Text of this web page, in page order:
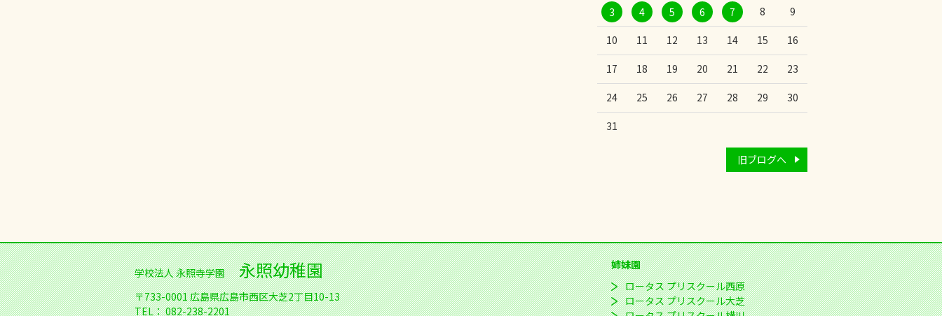
3 4 5 6 7 8 9
10 11 12 13 14 15 16
17 18 19 20 21 22 23
24 25 26 27 28 29 30
31
旧ブログへ
学校法人 永照寺学園 永照幼稚園
〒733-0001広島県広島市西区大芝2丁目10-13
TEL：082-238-2201
姉妹園
ロータス プリスクール西原
ロータス プリスクール大芝